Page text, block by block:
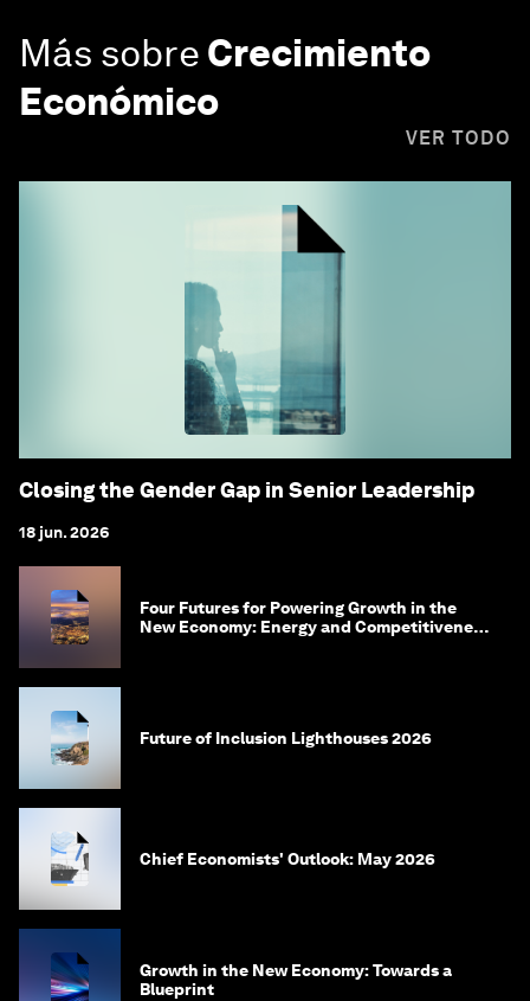
Más sobre Crecimiento
Económico
VER TODO
Closing the Gender Gap in Senior Leadership
18 jun. 2026
Four Futures for Powering Growth in the
New Economy: Energy and Competitiveness
Future of Inclusion Lighthouses 2026
Chief Economists' Outlook: May 2026
Growth in the New Economy: Towards a
Blueprint